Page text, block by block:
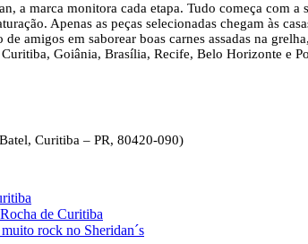
a marca monitora cada etapa. Tudo começa com
Apenas as peças selecionadas chegam às
amigos em saborear boas carnes assadas na
Goiânia, Brasília, Recife, Belo Horizonte e
Curitiba – PR, 80420-090)
de Curitiba
rock no Sheridan´s